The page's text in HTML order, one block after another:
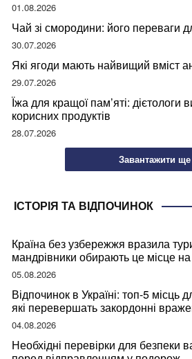
01.08.2026
Чай зі смородини: його переваги
30.07.2026
Які ягоди мають найвищий вміст
29.07.2026
Їжа для кращої пам’яті: дієтологи
корисних продуктів
28.07.2026
Завантажити ще
ІСТОРІЯ ТА ВІДПОЧИНОК
Країна без узбережжя вразила
мандрівники обирають це місце
05.08.2026
Відпочинок в Україні: топ-5 місць
які перевершать закордонні
04.08.2026
Необхідні перевірки для безпеки